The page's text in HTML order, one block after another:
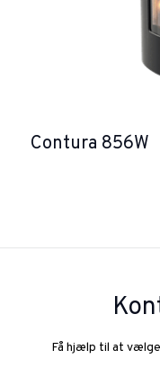
Contura 856W
Få hjælp til at